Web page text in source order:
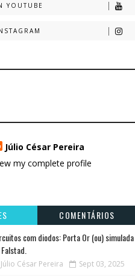
YOUTUBE
Júlio César Pereira
my complete profile
COMENTÁRIOS
com diodos: Porta Or (ou) simulada
Júlio César Pereira Sept 03, 2025